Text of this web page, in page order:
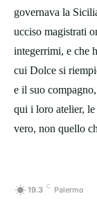
governava la
ucciso magistrati
integerrimi, e che
cui Dolce si
e il suo
qui i loro atelier,
vero, non quello
19.3 C Palermo